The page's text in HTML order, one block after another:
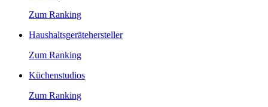
Zum Ranking
Haushaltsgerätehersteller
Zum Ranking
Küchenstudios
Zum Ranking